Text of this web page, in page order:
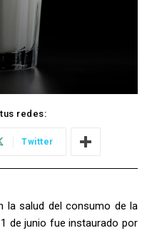
redes:
Twitter
la salud del consumo de la
de junio fue instaurado por